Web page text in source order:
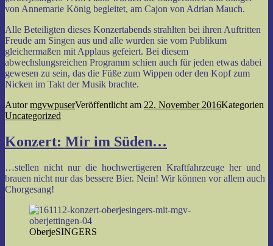
von Annemarie König begleitet, am Cajon von Adrian Mauch.
Alle Beteiligten dieses Konzertabends strahlten bei ihren Auftritten
Freude am Singen aus und alle wurden sie vom Publikum
gleichermaßen mit Applaus gefeiert. Bei diesem
abwechslungsreichen Programm schien auch für jeden etwas dabei
gewesen zu sein, das die Füße zum Wippen oder den Kopf zum
Nicken im Takt der Musik brachte.
AutormgvwpuserVeröffentlicht am 22. November 2016Kategorien
Uncategorized
Konzert: Mir im Süden…
…stellen nicht nur die hochwertigeren Kraftfahrzeuge her und
brauen nicht nur das bessere Bier. Nein! Wir können vor allem auch
Chorgesang!
OberjeSINGERS